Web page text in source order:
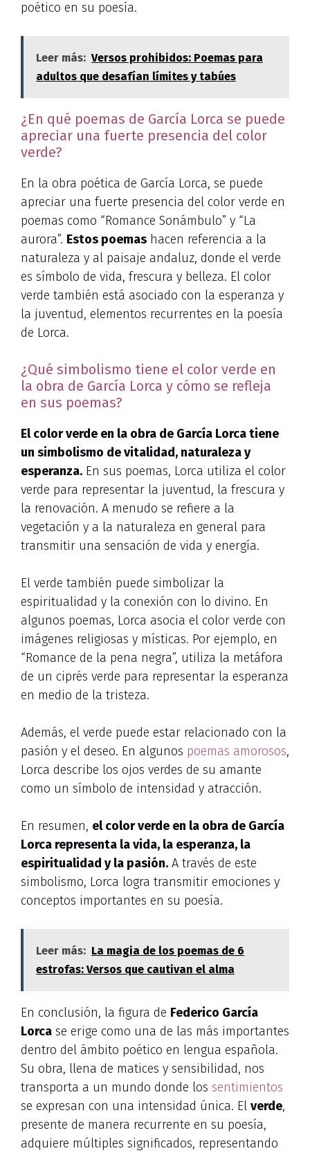
poético en su poesía.
Leer más: Versos prohibidos: Poemas para
adultos que desafían límites y tabúes
¿En qué poemas de García Lorca se puede
apreciar una fuerte presencia del color
verde?
En la obra poética de García Lorca, se puede
apreciar una fuerte presencia del color verde en
poemas como “Romance Sonámbulo” y “La
aurora”. Estos poemas hacen referencia a la
naturaleza y al paisaje andaluz, donde el verde
es símbolo de vida, frescura y belleza. El color
verde también está asociado con la esperanza y
la juventud, elementos recurrentes en la poesía
de Lorca.
¿Qué simbolismo tiene el color verde en
la obra de García Lorca y cómo se refleja
en sus poemas?
El color verde en la obra de García Lorca tiene
un simbolismo de vitalidad, naturaleza y
esperanza. En sus poemas, Lorca utiliza el color
verde para representar la juventud, la frescura y
la renovación. A menudo se refiere a la
vegetación y a la naturaleza en general para
transmitir una sensación de vida y energía.
El verde también puede simbolizar la
espiritualidad y la conexión con lo divino. En
algunos poemas, Lorca asocia el color verde con
imágenes religiosas y místicas. Por ejemplo, en
“Romance de la pena negra”, utiliza la metáfora
de un ciprés verde para representar la esperanza
en medio de la tristeza.
Además, el verde puede estar relacionado con la
pasión y el deseo. En algunos poemas amorosos,
Lorca describe los ojos verdes de su amante
como un símbolo de intensidad y atracción.
En resumen, el color verde en la obra de García
Lorca representa la vida, la esperanza, la
espiritualidad y la pasión. A través de este
simbolismo, Lorca logra transmitir emociones y
conceptos importantes en su poesía.
Leer más: La magia de los poemas de 6
estrofas: Versos que cautivan el alma
En conclusión, la figura de Federico García
Lorca se erige como una de las más importantes
dentro del ámbito poético en lengua española.
Su obra, llena de matices y sensibilidad, nos
transporta a un mundo donde los sentimientos
se expresan con una intensidad única. El verde,
presente de manera recurrente en su poesía,
adquiere múltiples significados, representando